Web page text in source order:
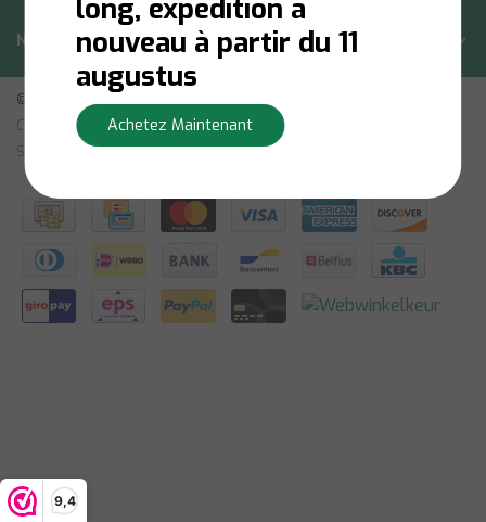
9,4
Newsletter
© Copyright 2026 - Bilsen | Realisatie
Conditions Générales| Avertissement Politique de Confidentialité
Sitemap: French|RSS Feed
long, expédition à
nouveau à partir du 11
augustus
Achetez Maintenant